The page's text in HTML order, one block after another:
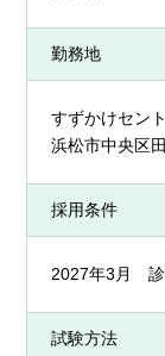
勤務地
すずかけセン
浜松市中央区
採用条件
2027年3月 診
試験方法